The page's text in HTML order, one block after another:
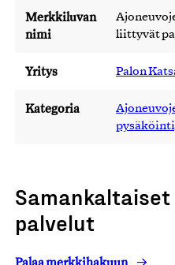
Merkkiluvan
nimi
liittyvät
Yritys Palon
Kategoria
palvelut